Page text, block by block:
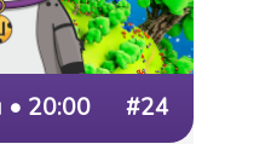
• 20:00 #24